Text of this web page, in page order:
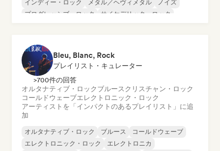
インディー・ロック
メタル／ヘヴィメタル
ノイズ
プログレッシブ・ロック
サイケデリック・ロック
Bleu, Blanc, Rock
プレイリスト・キュレーター
>700件の回答
オルタナティブ・ロックブルースクリスチャン・ロック
コールドウェーブエレクトロニック・ロック
アーティストを「インパクトのあるプレイリスト」に追
加
オルタナティブ・ロック ブルース
コールドウェーブ
エレクトロニック・ロック
エレクトロニカ